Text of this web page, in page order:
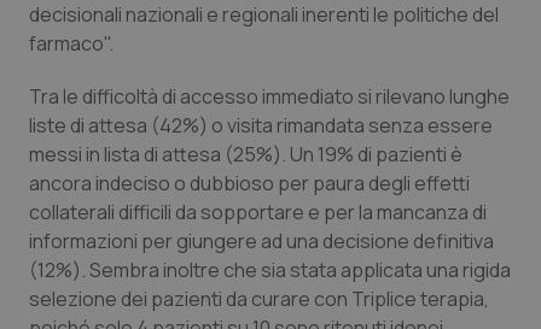
Oncologia & Nutrizione
Psoriasi & pelle
Quotidiano Cardiologia
Quotidiano Chirurgia
Quotidiano Oncologia
decisionali nazionali e regionali inerenti le politiche del
farmaco".
Tra le difficoltà di accesso immediato si rilevano lunghe
liste di attesa (42%) o visita rimandata senza essere
messi in lista di attesa (25%). Un 19% di pazienti è
ancora indeciso o dubbioso per paura degli effetti
collaterali difficili da sopportare e per la mancanza di
informazioni per giungere ad una decisione definitiva
(12%). Sembra inoltre che sia stata applicata una rigida
selezione dei pazienti da curare con Triplice terapia,